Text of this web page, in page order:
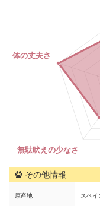
その他情報
原産地 スペイ